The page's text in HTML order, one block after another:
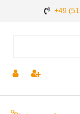
+49